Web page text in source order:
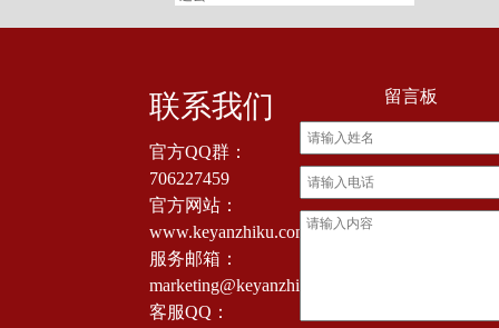
联系我们
官方QQ群：
706227459
官方网站：
www.keyanzhiku.com
服务邮箱：
marketing@keyanzhiku.com
客服QQ：
留言板